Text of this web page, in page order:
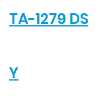
TA-1279 DS
Y